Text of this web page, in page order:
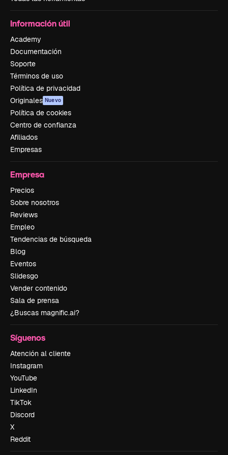
Información útil
Academy
Documentación
Soporte
Términos de uso
Política de privacidad
Originales Nuevo
Política de cookies
Centro de confianza
Afiliados
Empresas
Empresa
Precios
Sobre nosotros
Reviews
Empleo
Tendencias de búsqueda
Blog
Eventos
Slidesgo
Vender contenido
Sala de prensa
¿Buscas magnific.ai?
Síguenos
Atención al cliente
Instagram
YouTube
LinkedIn
TikTok
Discord
X
Reddit